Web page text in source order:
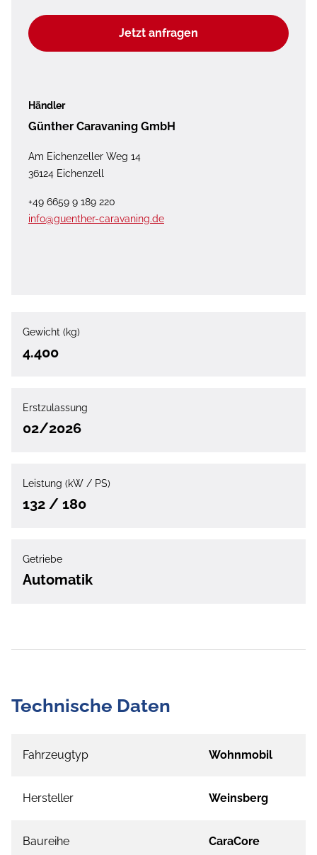
Jetzt anfragen
Händler
Günther Caravaning GmbH
Am Eichenzeller Weg 14
36124 Eichenzell
+49 6659 9 189 220
info@guenther-caravaning.de
Gewicht (kg)
4.400
Erstzulassung
02/2026
Leistung (kW / PS)
132 / 180
Getriebe
Automatik
Technische Daten
Fahrzeugtyp Wohnmobil
Hersteller Weinsberg
Baureihe CaraCore